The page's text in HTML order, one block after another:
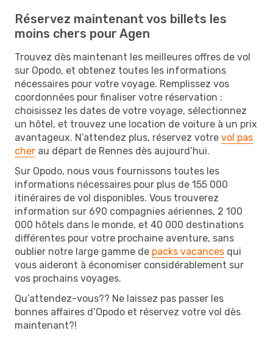
Réservez maintenant vos billets les
moins chers pour Agen
Trouvez dès maintenant les meilleures offres de vol
sur Opodo, et obtenez toutes les informations
nécessaires pour votre voyage. Remplissez vos
coordonnées pour finaliser votre réservation :
choisissez les dates de votre voyage, sélectionnez
un hôtel, et trouvez une location de voiture à un prix
avantageux. N’attendez plus, réservez votre vol pas
cher au départ de Rennes dès aujourd’hui.
Sur Opodo, nous vous fournissons toutes les
informations nécessaires pour plus de 155 000
itinéraires de vol disponibles. Vous trouverez
information sur 690 compagnies aériennes, 2 100
000 hôtels dans le monde, et 40 000 destinations
différentes pour votre prochaine aventure, sans
oublier notre large gamme de packs vacances qui
vous aideront à économiser considérablement sur
vos prochains voyages.
Qu’attendez-vous?? Ne laissez pas passer les
bonnes affaires d’Opodo et réservez votre vol dès
maintenant?!